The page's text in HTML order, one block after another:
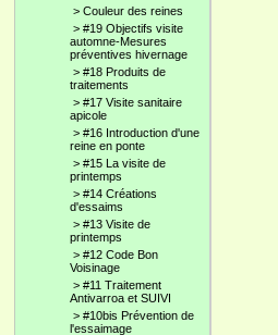
> Couleur des reines
> #19 Objectifs visite
automne-Mesures
préventives hivernage
> #18 Produits de
traitements
> #17 Visite sanitaire
apicole
> #16 Introduction d'une
reine en ponte
> #15 La visite de
printemps
> #14 Créations
d'essaims
> #13 Visite de
printemps
> #12 Code Bon
Voisinage
> #11 Traitement
Antivarroa et SUIVI
> #10bis Prévention de
l'essaimage